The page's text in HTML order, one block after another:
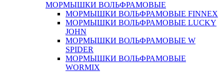
МОРМЫШКИ ВОЛЬФРАМОВЫЕ
МОРМЫШКИ ВОЛЬФРАМОВЫЕ FINNEX
МОРМЫШКИ ВОЛЬФРАМОВЫЕ LUCKY
JOHN
МОРМЫШКИ ВОЛЬФРАМОВЫЕ W
SPIDER
МОРМЫШКИ ВОЛЬФРАМОВЫЕ
WORMIX